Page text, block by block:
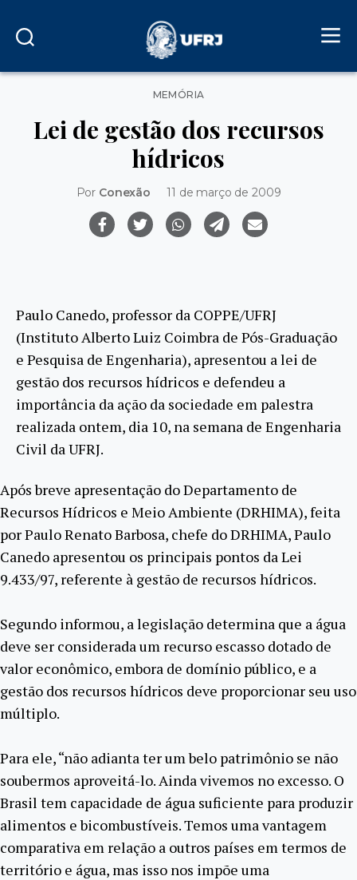
Categorias
MEMÓRIA
Lei de gestão dos recursos
hídricos
Por Conexão 11 de março de 2009
Paulo Canedo, professor da COPPE/UFRJ
(Instituto Alberto Luiz Coimbra de Pós-Graduação
e Pesquisa de Engenharia), apresentou a lei de
gestão dos recursos hídricos e defendeu a
importância da ação da sociedade em palestra
realizada ontem, dia 10, na semana de Engenharia
Civil da UFRJ.
Após breve apresentação do Departamento de
Recursos Hídricos e Meio Ambiente (DRHIMA), feita
por Paulo Renato Barbosa, chefe do DRHIMA, Paulo
Canedo apresentou os principais pontos da Lei
9.433/97, referente à gestão de recursos hídricos.
Segundo informou, a legislação determina que a água
deve ser considerada um recurso escasso dotado de
valor econômico, embora de domínio público, e a
gestão dos recursos hídricos deve proporcionar seu uso
múltiplo.
Para ele, “não adianta ter um belo patrimônio se não
soubermos aproveitá-lo. Ainda vivemos no excesso. O
Brasil tem capacidade de água suficiente para produzir
alimentos e bicombustíveis. Temos uma vantagem
comparativa em relação a outros países em termos de
território e água, mas isso nos impõe uma